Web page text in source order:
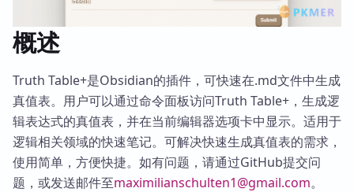
概述
Truth Table+是Obsidian的插件，可快速在.md文件中生成
真值表。用户可以通过命令面板访问Truth Table+，生成逻
辑表达式的真值表，并在当前编辑器选项卡中显示。适用于
逻辑相关领域的快速笔记。可解决快速生成真值表的需求，
使用简单，方便快捷。如有问题，请通过GitHub提交问
题，或发送邮件至maximilianschulten1@gmail.com。